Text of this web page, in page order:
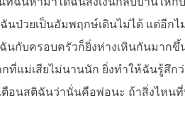
ป่วยเป็นอัมพฤกษ์เดินไม่ได้ แต่อีกไ
กับครอบครัวก็ยิ่งห่างเหินกันมากขึ้
กที่แม่เสียไม่นานนัก ยิ่งทำให้ฉันรู้สึ
อนสติฉันว่านั่นคือพ่อนะ ถ้าสิ่งไหน